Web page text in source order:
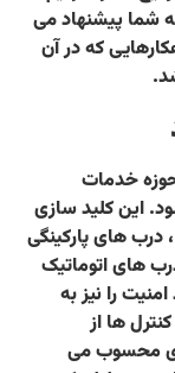
شما پیشنهاد می
که در آن
خدمات
این کلید سازی
درب های پارکینگی
های اتوماتیک
امنیت را نیز به
ها از
محسوب می